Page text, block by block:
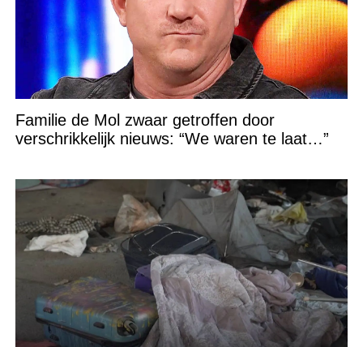
Familie de Mol zwaar getroffen door
verschrikkelijk nieuws: “We waren te laat…”